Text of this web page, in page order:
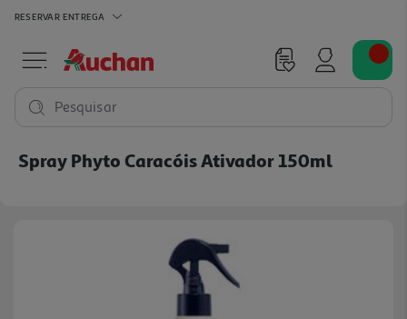
RESERVAR ENTREGA
Pesquisar
Spray Phyto Caracóis Ativador 150ml